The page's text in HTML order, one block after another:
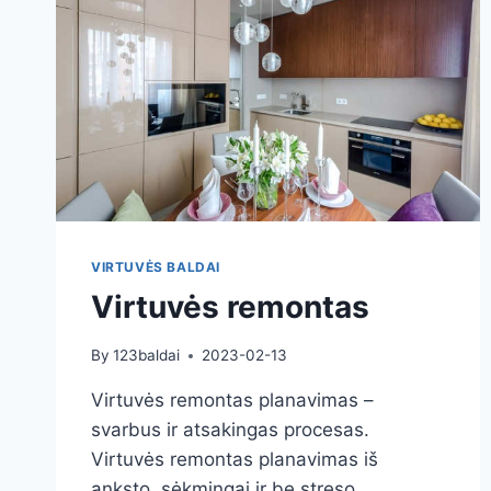
VIRTUVĖS BALDAI
Virtuvės remontas
By 123baldai 2023-02-13
Virtuvės remontas planavimas –
svarbus ir atsakingas procesas.
Virtuvės remontas planavimas iš